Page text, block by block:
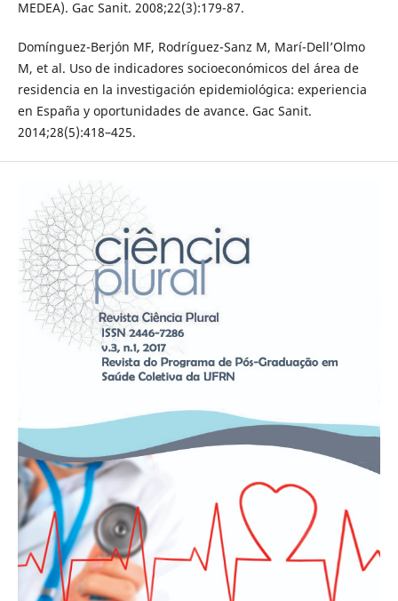
MEDEA). Gac Sanit. 2008;22(3):179-87.
Domínguez-Berjón MF, Rodríguez-Sanz M, Marí-Dell’Olmo
M, et al. Uso de indicadores socioeconómicos del área de
residencia en la investigación epidemiológica: experiencia
en España y oportunidades de avance. Gac Sanit.
2014;28(5):418–425.